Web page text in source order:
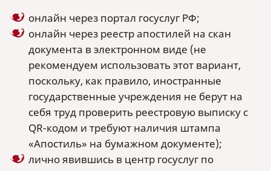
онлайн через портал госуслуг РФ;
онлайн через реестр апостилей на скан
документа в электронном виде (не
рекомендуем использовать этот вариант,
поскольку, как правило, иностранные
государственные учреждения не берут на
себя труд проверить реестровую выписку с
QR-кодом и требуют наличия штампа
«Апостиль» на бумажном документе);
лично явившись в центр госуслуг по